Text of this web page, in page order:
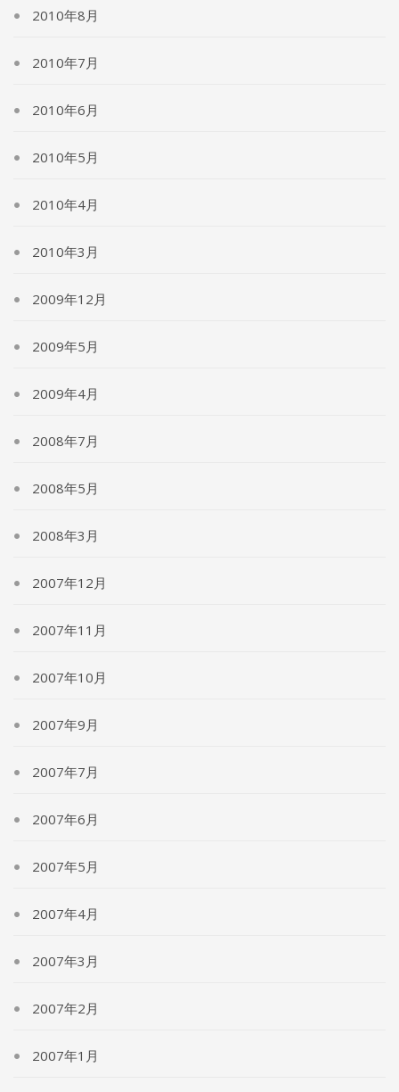
2010年8月
2010年7月
2010年6月
2010年5月
2010年4月
2010年3月
2009年12月
2009年5月
2009年4月
2008年7月
2008年5月
2008年3月
2007年12月
2007年11月
2007年10月
2007年9月
2007年7月
2007年6月
2007年5月
2007年4月
2007年3月
2007年2月
2007年1月